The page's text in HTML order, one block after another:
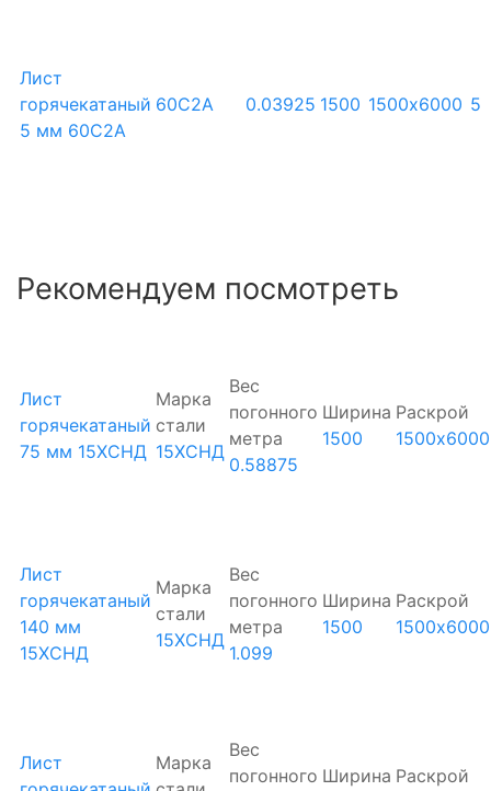
Лист
горячекатаный
5 мм 60С2А
60С2А 0.03925 1500 1500х6000 5
Рекомендуем посмотреть
Лист
горячекатаный
75 мм 15ХСНД
Марка
стали
15ХСНД
Вес
погонного
метра
0.58875
Ширина
1500
Раскрой
1500х6000
Лист
горячекатаный
140 мм
15ХСНД
Марка
стали
15ХСНД
Вес
погонного
метра
1.099
Ширина
1500
Раскрой
1500х6000
Лист
Марка
Вес
погонного Ширина Раскрой